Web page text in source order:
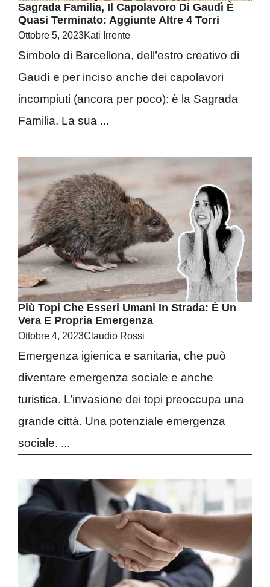
Sagrada Familia, Il Capolavoro Di Gaudì È
Quasi Terminato: Aggiunte Altre 4 Torri
Ottobre 5, 2023Kati Irrente
Simbolo di Barcellona, dell’estro creativo di
Gaudì e per inciso anche dei capolavori
incompiuti (ancora per poco): è la Sagrada
Familia. La sua ...
Più Topi Che Esseri Umani In Strada: È Un
Vera E Propria Emergenza
Ottobre 4, 2023Claudio Rossi
Emergenza igienica e sanitaria, che può
diventare emergenza sociale e anche
turistica. L’invasione dei topi preoccupa una
grande città. Una potenziale emergenza
sociale. ...